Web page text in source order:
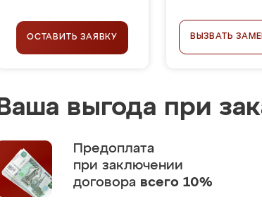
ОСТАВИТЬ ЗАЯВКУ ВЫЗВАТЬ
Ваша выгода при
Предоплата
при заключении
договора всего 10%